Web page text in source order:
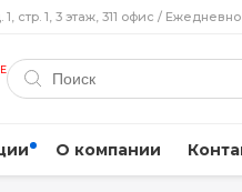
стр. 1, 3 этаж, 311 офис /
О компании